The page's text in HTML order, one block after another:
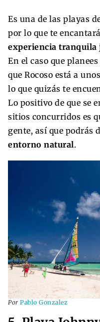
Es una de las playas
por lo que te
experiencia tranquila
En el caso que
que Rocoso está a unos
lo que quizás te
Lo positivo de que se
sitios concurridos es
gente, así que podrás
entorno natural.
Por Pablo Gonzalez